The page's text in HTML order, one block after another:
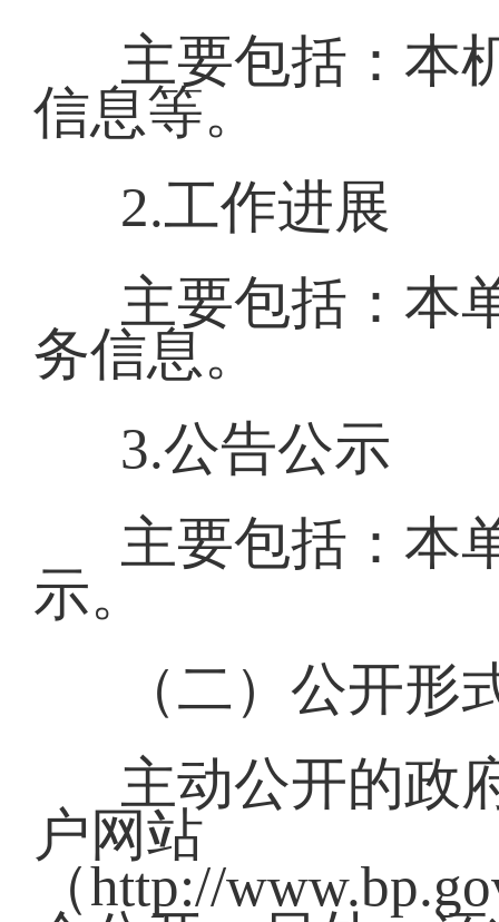
主要包括：本
信息等。
2.工作进展
主要包括：本
务信息。
3.公告公示
主要包括：本
示。
（二）公开形
主动公开的政
户网站
（http://